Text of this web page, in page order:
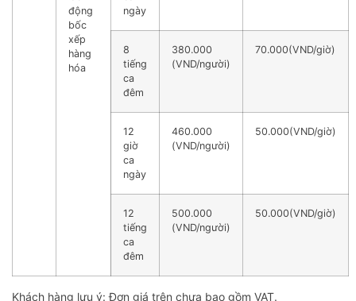
động
bốc
xếp
hàng
hóa
ngày
8
tiếng
ca
đêm
380.000
(VND/người)
70.000(VND/giờ)
12
giờ
ca
ngày
460.000
(VND/người)
50.000(VND/giờ)
12
tiếng
ca
đêm
500.000
(VND/người)
50.000(VND/giờ)
Khách hàng lưu ý: Đơn giá trên chưa bao gồm VAT.